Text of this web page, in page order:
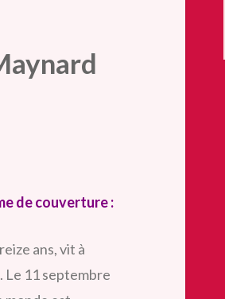
de couverture :
ans, vit à
Le 11 septembre